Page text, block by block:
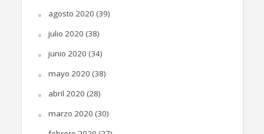
agosto 2020 (39)
julio 2020 (38)
junio 2020 (34)
mayo 2020 (38)
abril 2020 (28)
marzo 2020 (30)